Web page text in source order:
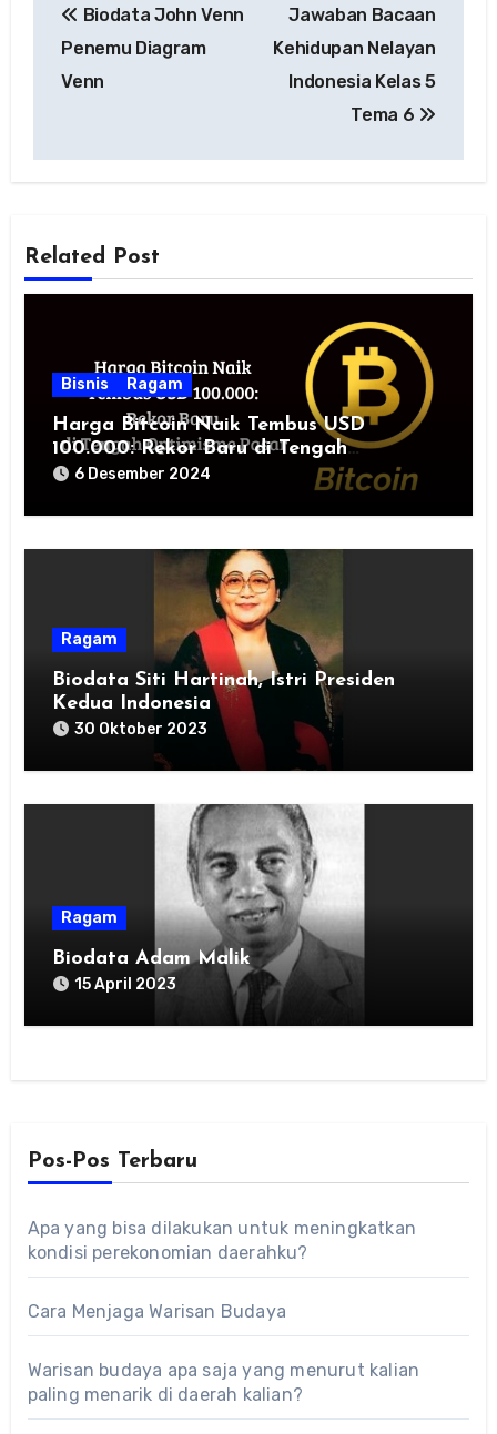
pos
Biodata John Venn
Penemu Diagram
Venn
Jawaban Bacaan
Kehidupan Nelayan
Indonesia Kelas 5
Tema 6
Related Post
Bisnis Ragam
Harga Bitcoin Naik Tembus USD
100.000: Rekor Baru di Tengah
Optimisme Pasar
6 Desember 2024
Ragam
Biodata Siti Hartinah, Istri Presiden
Kedua Indonesia
30 Oktober 2023
Ragam
Biodata Adam Malik
15 April 2023
Pos-Pos Terbaru
Apa yang bisa dilakukan untuk meningkatkan
kondisi perekonomian daerahku?
Cara Menjaga Warisan Budaya
Warisan budaya apa saja yang menurut kalian
paling menarik di daerah kalian?